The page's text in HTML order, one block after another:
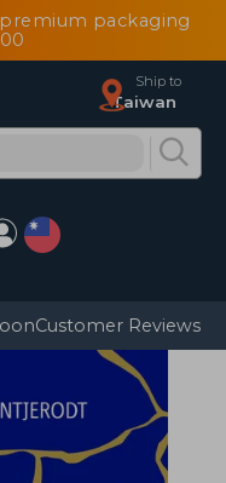
packaging
Ship to
Taiwan
Customer Reviews